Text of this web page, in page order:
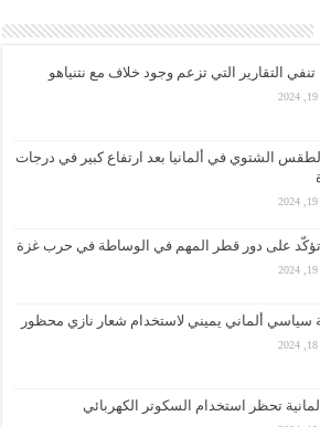
تنفي التقارير التي تزعم وجود خلاف مع نتنياهو
الشتوي في ألمانيا بعد ارتفاع كبير في درجات
تؤكّد على دور قطر المهم في الوساطة في حرب غزة
سياسي ألماني يميني لاستخدام شعار نازي محظور
تحظر استخدام السكوتر الكهربائي